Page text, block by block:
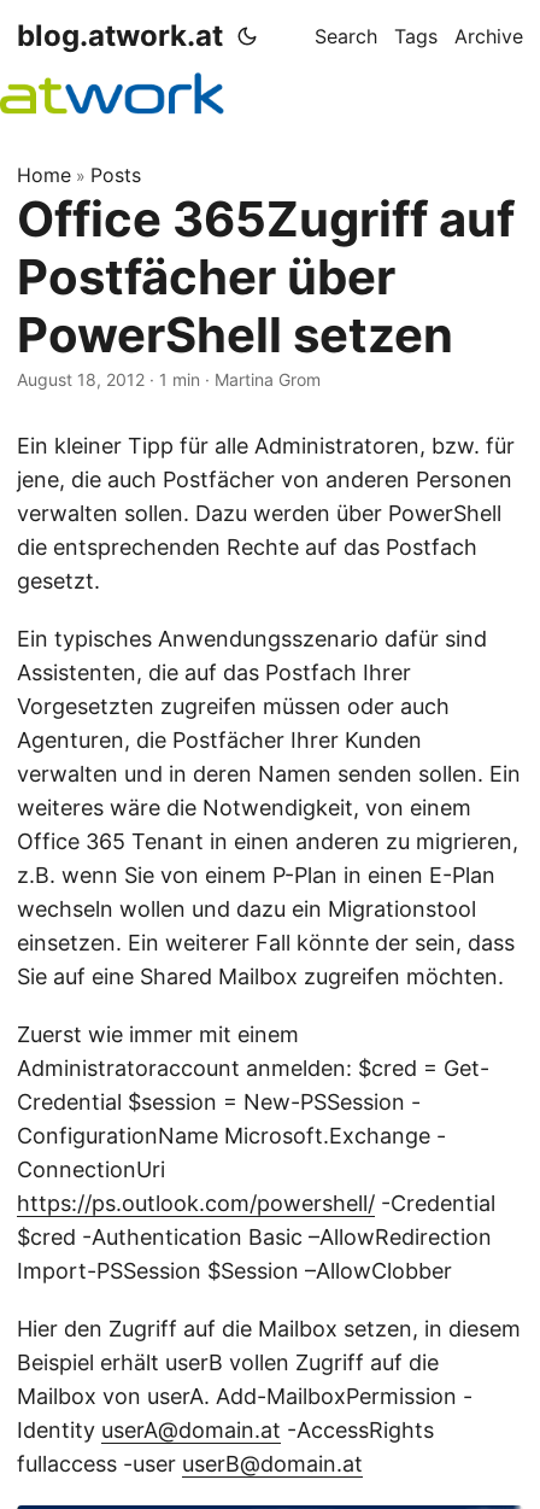
blog.atwork.at Search Tags Archive
Home » Posts
Office 365Zugriff auf
Postfächer über
PowerShell setzen
August 18, 2012 · 1 min · Martina Grom
Ein kleiner Tipp für alle Administratoren, bzw. für
jene, die auch Postfächer von anderen Personen
verwalten sollen. Dazu werden über PowerShell
die entsprechenden Rechte auf das Postfach
gesetzt.
Ein typisches Anwendungsszenario dafür sind
Assistenten, die auf das Postfach Ihrer
Vorgesetzten zugreifen müssen oder auch
Agenturen, die Postfächer Ihrer Kunden
verwalten und in deren Namen senden sollen. Ein
weiteres wäre die Notwendigkeit, von einem
Office 365 Tenant in einen anderen zu migrieren,
z.B. wenn Sie von einem P-Plan in einen E-Plan
wechseln wollen und dazu ein Migrationstool
einsetzen. Ein weiterer Fall könnte der sein, dass
Sie auf eine Shared Mailbox zugreifen möchten.
Zuerst wie immer mit einem
Administratoraccount anmelden: $cred = Get-
Credential $session = New-PSSession -
ConfigurationName Microsoft.Exchange -
ConnectionUri
https://ps.outlook.com/powershell/ -Credential
$cred -Authentication Basic –AllowRedirection
Import-PSSession $Session –AllowClobber
Hier den Zugriff auf die Mailbox setzen, in diesem
Beispiel erhält userB vollen Zugriff auf die
Mailbox von userA. Add-MailboxPermission -
Identity userA@domain.at -AccessRights
fullaccess -user userB@domain.at